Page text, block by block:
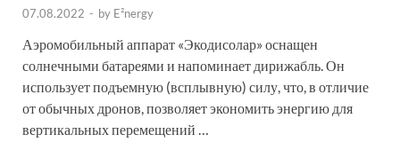
07.08.2022 - by E²nergy
Аэромобильный аппарат «Экодисолар» оснащен
солнечными батареями и напоминает дирижабль. Он
использует подъемную (всплывную) силу, что, в отличие
от обычных дронов, позволяет экономить энергию для
вертикальных перемещений …